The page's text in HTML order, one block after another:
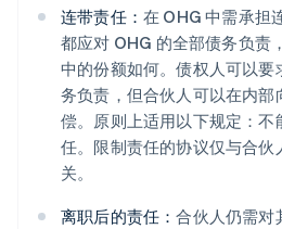
连带责任： 在 OHG 中需承担
都应对 OHG 的全部债务负责
中的份额如何。债权人可以
务负责，但合伙人可以在内部
偿。原则上适用以下规定：不
任。限制责任的协议仅与合伙
关。
离职后的责任：合伙人仍需对